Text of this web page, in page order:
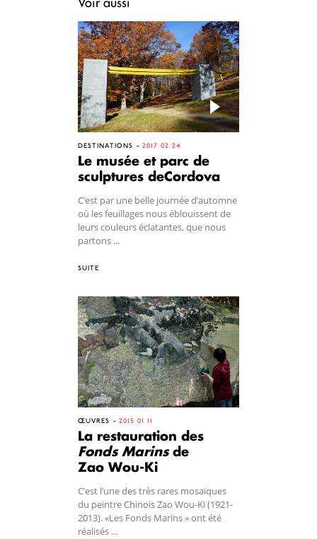
DESTINATIONS 2017 02 24
Le musée et parc de
sculptures deCordova
C’est par une belle journée d’automne
où les feuillages nous éblouissent de
leurs couleurs éclatantes, que nous
partons ...
SUITE
ŒUVRES 2015 01 11
La restauration des
Fonds Marinsde
Zao Wou-Ki
C’est l’une des très rares mosaïques
du peintre Chinois Zao Wou-Ki (1921-
2013). «Les Fonds Marins » ont été
réalisés ...